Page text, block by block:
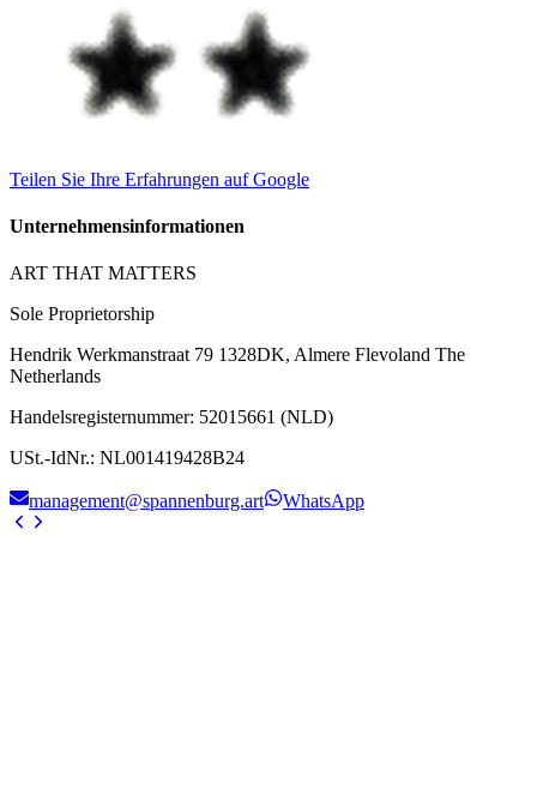
Teilen Sie Ihre Erfahrungen auf Google
Unternehmensinformationen
ART THAT MATTERS
Sole Proprietorship
Hendrik Werkmanstraat 79 1328DK, Almere Flevoland The
Netherlands
Handelsregisternummer: 52015661 (NLD)
USt.-IdNr.: NL001419428B24
management@spannenburg.art WhatsApp